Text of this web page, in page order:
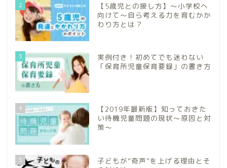
2
【5歳児との接し方】～小学校へ
向けて～自ら考える力を育むかか
わり方とは？
3
実例付き！初めてでも迷わない
「保育所児童保育要録」の書き方
4
【2019年最新版】知っておきた
い待機児童問題の現状～原因と対
策～
5
子どもが”奇声”を上げる理由とそ